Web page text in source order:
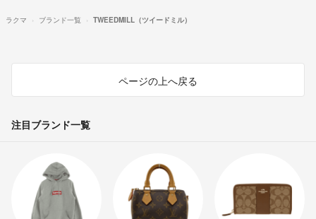
ラクマ ブランド一覧 TWEEDMILL（ツイードミル）
ページの上へ戻る
注目ブランド一覧